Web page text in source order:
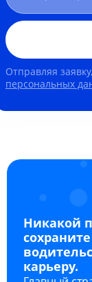
Отправляя
персональных
Никакой
карьеру.